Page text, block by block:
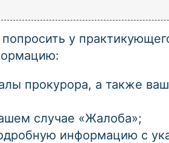
у
прокурора, а также
случае «Жалоба»;
информацию с